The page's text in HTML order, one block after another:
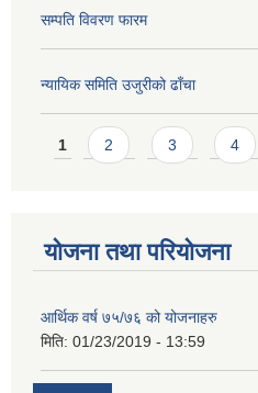
सम्पति विवरण फारम
न्यायिक समिति उजुरीको ढाँचा
Pages
1 2 3 4
योजना तथा परियोजना
आर्थिक वर्ष ७५/७६ को योजनाहरु
मिति: 01/23/2019 - 13:59